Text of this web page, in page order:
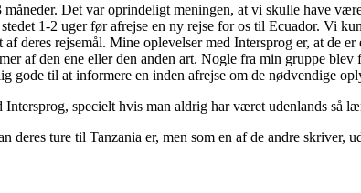
Det var oprindeligt meningen, at vi skulle have
1-2 uger før afrejse en ny rejse for os til Ecuador. Vi
deres rejsemål. Mine oplevelser med Intersprog er, at
af den ene eller den anden art. Nogle fra min gruppe
gode til at informere en inden afrejse om de nødvendige
Intersprog, specielt hvis man aldrig har været udenlands så
deres ture til Tanzania er, men som en af de andre skriver,